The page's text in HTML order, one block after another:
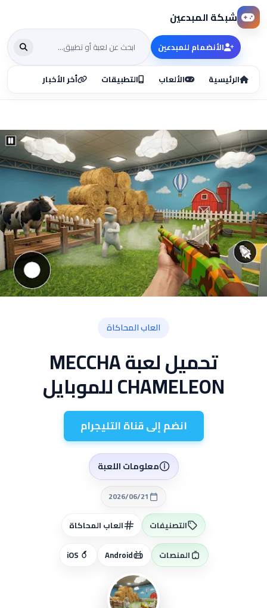
شبكة المبدعين
الرئيسية الألعاب التطبيقات أخر الأخبار
الأنضمام للمبدعين
العاب المحاكاة
تحميل لعبة MECCHA
CHAMELEON للموبايل
انضم إلى قناة التليجرام
معلومات اللعبة
2026/06/21
التصنيفات العاب المحاكاة
المنصات Android
iOS